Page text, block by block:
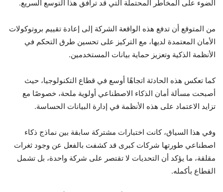
الضوء على المخاطر المحتملة التي قد ترافق هذا التوسع السريع.
من المتوقع أن تدفع هذه الواقعة الشركة إلى إعادة تقييم بروتوكولات
الأمان المعتمدة لديها، مع التركيز على تحسين طرق التحكم في
الأنظمة الذكية وتعزيز حماية بيانات المستخدمين.
كما تعكس هذه الحادثة اتجاهًا أوسع في قطاع التكنولوجيا، حيث
أصبحت مسألة أمان الذكاء الاصطناعي أولوية ملحة، خصوصًا مع
تزايد الاعتماد على هذه الأنظمة في إدارة البيانات الحساسة.
وفي هذا السياق، كانت اختبارات مشتركة سابقة بين نماذج ذكاء
اصطناعي طورتها شركات كبرى قد كشفت بالفعل عن وجود ثغرات
مقلقة، ما يؤكد أن التحديات لا تقتصر على شركة واحدة، بل تشمل
القطاع بأكمله.